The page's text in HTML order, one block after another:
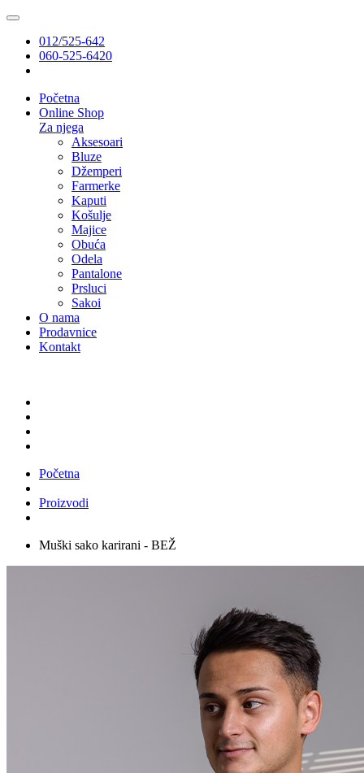
012/525-642
060-525-6420
Početna
Online Shop
Za njega
Aksesoari
Bluze
Džemperi
Farmerke
Kaputi
Košulje
Majice
Obuća
Odela
Pantalone
Prsluci
Sakoi
O nama
Prodavnice
Kontakt
Početna
Proizvodi
Muški sako karirani - BEŽ